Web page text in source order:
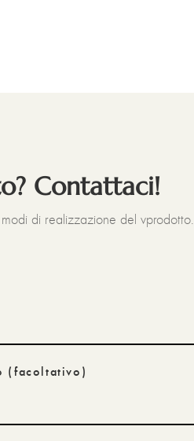
Contattaci!
di realizzazione del vprodotto.
(facoltativo)